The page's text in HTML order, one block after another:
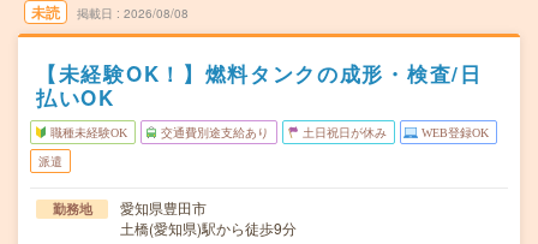
未読 掲載日 2026/08/08
【未経験OK！】燃料タンクの成形・検査/日
払いOK
職種未経験OK 交通費別途支給あり 土日祝日が休み WEB登録OK
派遣
勤務地
愛知県豊田市
土橋(愛知県)駅から徒歩9分